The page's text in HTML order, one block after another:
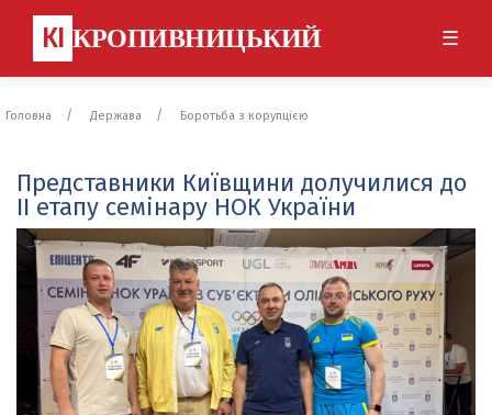
КІ КРОПИВНИЦЬКИЙ ☰
Головна Держава Боротьба з корупцією
Представники Київщини долучилися до
ІІ етапу семінару НОК України